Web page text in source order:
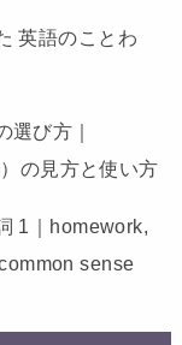
英語のことわ
選び方｜
の見方と使い方
1｜homework,
sense